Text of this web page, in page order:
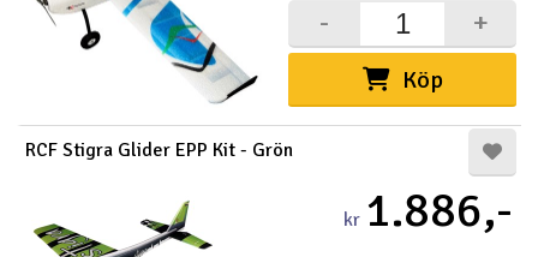
Köp
+
-
RCF Stigra Glider EPP Kit - Grön
kr 1.886,-